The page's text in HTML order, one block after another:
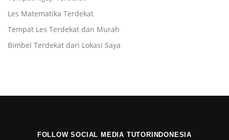
Les Matematika Terdekat
Tempat Les Terdekat dan Murah
Bimbel Terdekat dari Lokasi Saya
FOLLOW SOCIAL MEDIA TUTORINDONESIA